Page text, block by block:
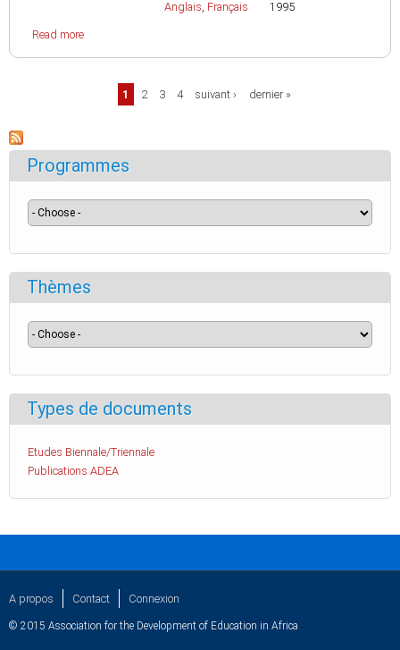
Anglais, Français
1995
Read more
1 2 3 4 suivant › dernier »
Programmes
Thèmes
Types de documents
Etudes Biennale/Triennale
Publications ADEA
A propos Contact Connexion
© 2015 Association for the Development of Education in Africa